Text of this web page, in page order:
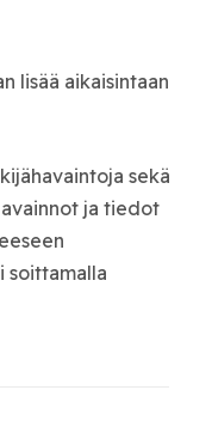
lisää aikaisintaan
sekä
ja tiedot
soittamalla